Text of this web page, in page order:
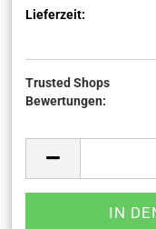
Passwort vergessen?
Lieferzeit:
Trusted Shops
Bewertungen: